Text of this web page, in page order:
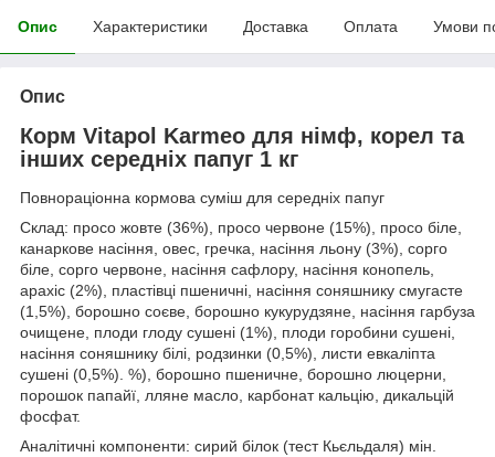
Опис Характеристики Доставка Оплата Умови
Опис
Корм Vitapol Karmeo для німф, корел та
інших середніх папуг 1 кг
Повнораціонна кормова суміш для середніх папуг
Склад: просо жовте (36%), просо червоне (15%), просо біле,
канаркове насіння, овес, гречка, насіння льону (3%), сорго
біле, сорго червоне, насіння сафлору, насіння конопель,
арахіс (2%), пластівці пшеничні, насіння соняшнику смугасте
(1,5%), борошно соєве, борошно кукурудзяне, насіння гарбуза
очищене, плоди глоду сушені (1%), плоди горобини сушені,
насіння соняшнику білі, родзинки (0,5%), листи евкаліпта
сушені (0,5%). %), борошно пшеничне, борошно люцерни,
порошок папайї, лляне масло, карбонат кальцію, дикальцій
фосфат.
Аналітичні компоненти: сирий білок (тест Кьєльдаля) мін.